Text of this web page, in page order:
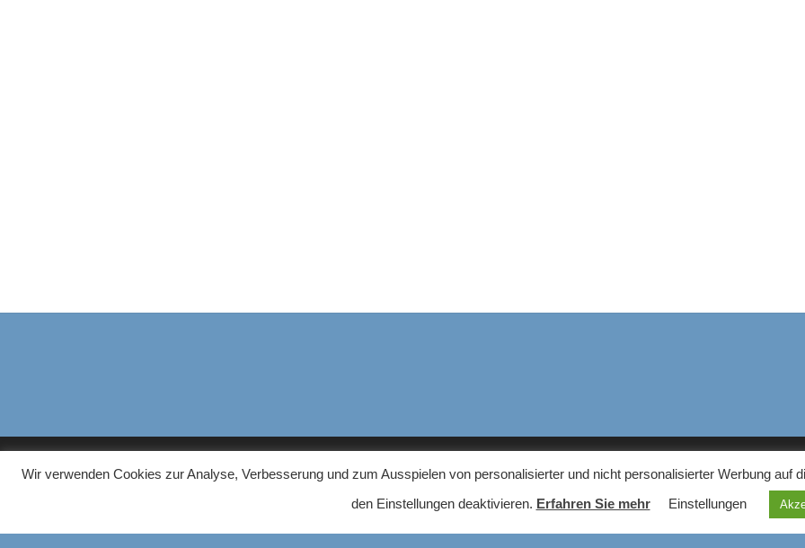
HAUSHALTS-GERAETE.COM ÜBER UNS
Wir verwenden Cookies zur Analyse, Verbesserung und zum Ausspielen von personalisierter und nicht personalisierter Werbung auf
den Einstellungen deaktivieren. Erfahren Sie mehr Einstellungen